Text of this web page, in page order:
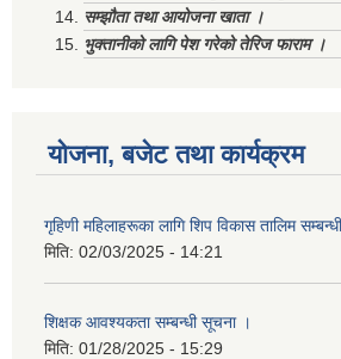
सम्झौता तथा आयोजना खाता ।
भुक्तानीको लागि पेश गरेको तेरिज फाराम ।
योजना, बजेट तथा कार्यक्रम
गृहिणी महिलाहरूका लागि शिप विकास तालिम
मिति: 02/03/2025 - 14:21
शिक्षक आवश्यकता सम्बन्धी सूचना ।
मिति: 01/28/2025 - 15:29